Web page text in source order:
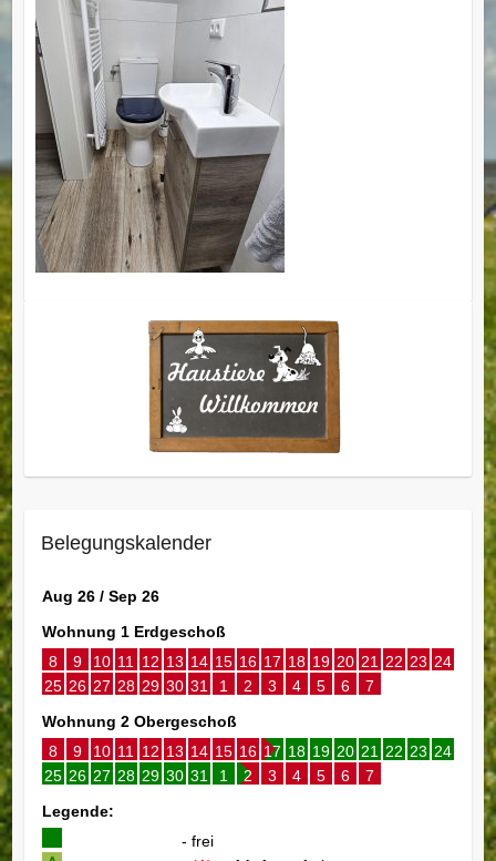
Belegungskalender
Aug 26 / Sep 26
Wohnung 1 Erdgeschoß
8
9 10 11 12 13 14 15 16 17 18 19 20 21 22 23 24
25 26 27 28 29 30 31 1 2 3 4 5 6
7
Wohnung 2 Obergeschoß
8
9 10 11 12 13 14 15 16 17 18 19 20 21 22 23 24
25 26 27 28 29 30 31 1 2 3 4 5 6
7
Legende:
- frei